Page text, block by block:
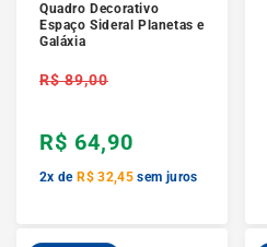
Quadro Decorativo
Espaço Sideral Planetas e
Galáxia
Preço
normal
R$ 89,00
R$ 64,90
2x de R$ 32,45 sem juros